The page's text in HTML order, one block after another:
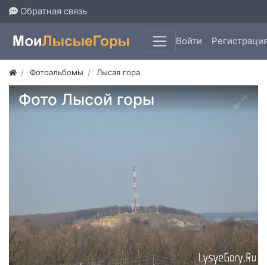
Обратная связь
Войти
Фотоальбомы Лысая гора
Фото Лысой горы